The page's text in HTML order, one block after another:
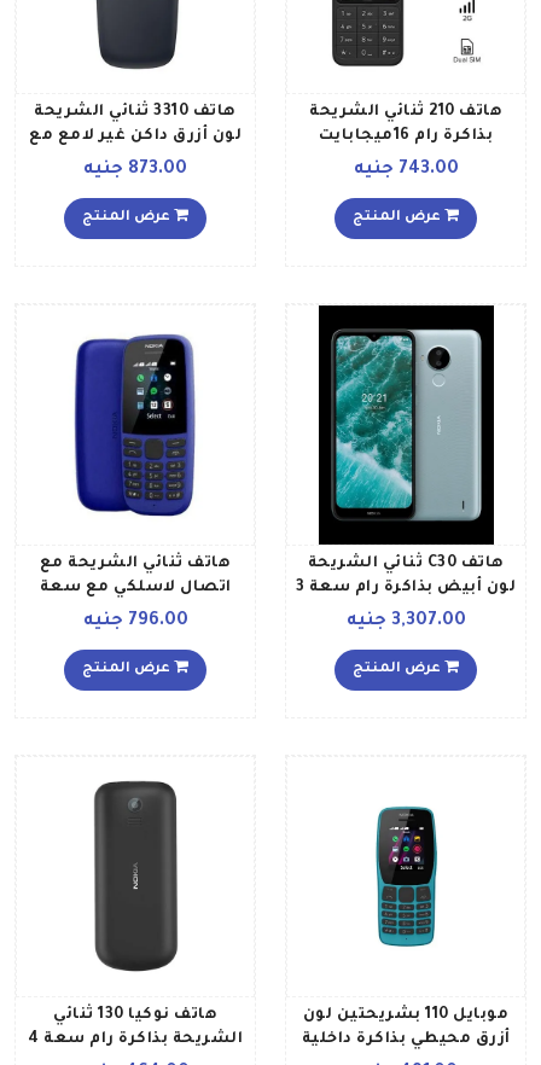
هاتف 210 ثنائي الشريحة
بذاكرة رام 16ميجابايت
وذاكرة داخلية 16 ميجابايت
743.00 جنيه
عرض المنتج
هاتف 3310 ثنائي الشريحة
لون أزرق داكن غير لامع مع
873.00 جنيه
عرض المنتج
هاتف C30 ثنائي الشريحة
لون أبيض بذاكرة رام سعة 3
جيجابايت وذاكرة داخلية
تقنية 4G LTE إصدار الشرق
3,307.00 جنيه
عرض المنتج
هاتف ثنائي الشريحة مع
اتصال لاسلكي مع سعة
تخزين 32 ميجابايت ويدعم
796.00 جنيه
عرض المنتج
موبايل 110 بشريحتين لون
أزرق محيطي بذاكرة داخلية
هاتف نوكيا 130 ثنائي
الشريحة بذاكرة رام سعة 4